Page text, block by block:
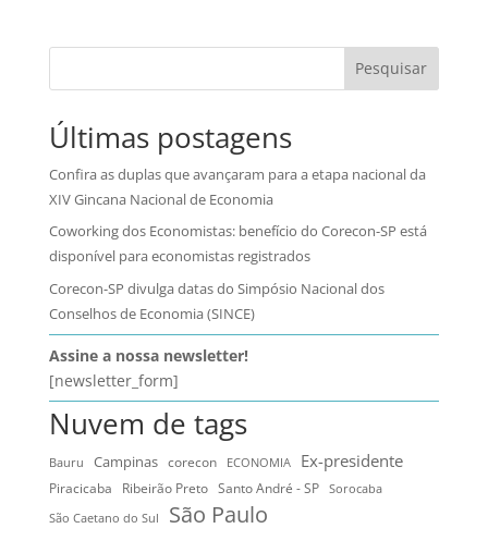
Pesquisar
Últimas postagens
Confira as duplas que avançaram para a etapa nacional da
XIV Gincana Nacional de Economia
Coworking dos Economistas: benefício do Corecon-SP está
disponível para economistas registrados
Corecon-SP divulga datas do Simpósio Nacional dos
Conselhos de Economia (SINCE)
Assine a nossa newsletter!
[newsletter_form]
Nuvem de tags
Bauru Campinas corecon ECONOMIA Ex-presidente
Piracicaba Ribeirão Preto Santo André - SP
Sorocaba
São Caetano do Sul
São Paulo